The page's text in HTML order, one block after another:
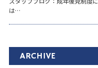
は…
ARCHIVE